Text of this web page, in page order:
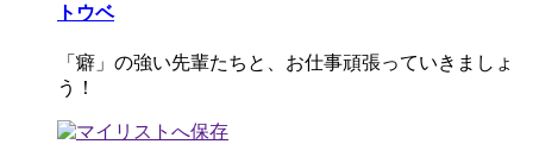
トウベ
「癖」の強い先輩たちと、お仕事頑張っていきましょ
う！